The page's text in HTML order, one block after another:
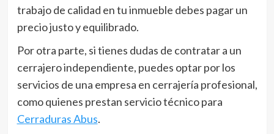
trabajo de calidad en tu inmueble debes pagar un
precio justo y equilibrado.
Por otra parte, si tienes dudas de contratar a un
cerrajero independiente, puedes optar por los
servicios de una empresa en cerrajería profesional,
como quienes prestan servicio técnico para
Cerraduras Abus.